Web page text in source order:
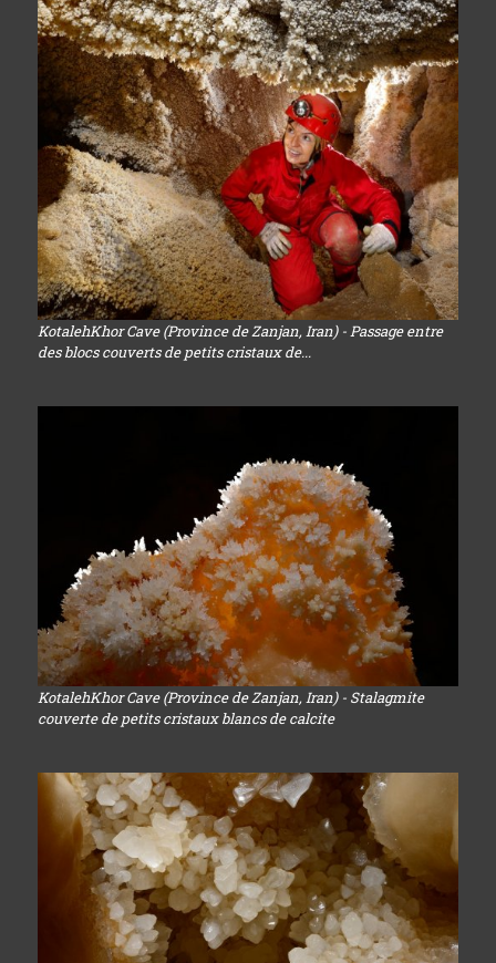
KotalehKhor Cave (Province de Zanjan, Iran) - Passage entre
des blocs couverts de petits cristaux de...
KotalehKhor Cave (Province de Zanjan, Iran) - Stalagmite
couverte de petits cristaux blancs de calcite